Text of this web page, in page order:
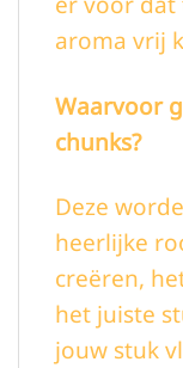
aroma vrij
Waarvoor
chunks?
Deze
heerlijke
creëren,
het juiste
jouw stuk